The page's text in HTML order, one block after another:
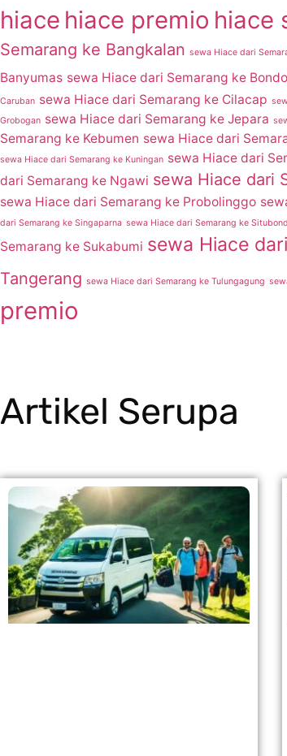
hiace hiace premio hiace
Semarang ke Bangkalan sewa Hiace dari
Banyumas sewa Hiace dari Semarang ke
Caruban sewa Hiace dari Semarang ke Cilacap
Grobogan sewa Hiace dari Semarang ke Jepara
Semarang ke Kebumen sewa Hiace dari
sewa Hiace dari Semarang ke Kuningan sewa Hiace dari
dari Semarang ke Ngawi sewa Hiace dari
sewa Hiace dari Semarang ke Probolinggo
dari Semarang ke Singaparna sewa Hiace dari Semarang ke
Semarang ke Sukabumi sewa Hiace
Tangerang sewa Hiace dari Semarang ke Tulungagung
premio
Artikel Serupa